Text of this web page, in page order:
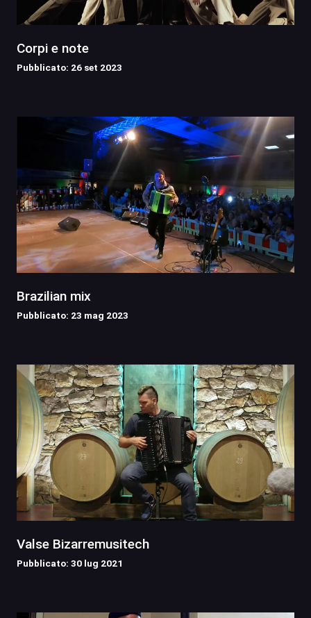
Corpi e note
Pubblicato: 26 set 2023
Brazilian mix
Pubblicato: 23 mag 2023
Valse Bizarremusitech
Pubblicato: 30 lug 2021